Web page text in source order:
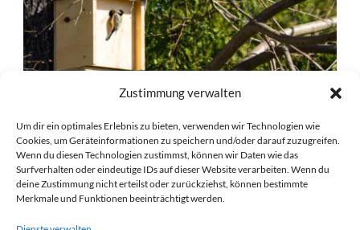
Zustimmung verwalten
Um dir ein optimales Erlebnis zu bieten, verwenden wir Technologien wie
Cookies, um Geräteinformationen zu speichern und/oder darauf zuzugreifen.
Wenn du diesen Technologien zustimmst, können wir Daten wie das
Surfverhalten oder eindeutige IDs auf dieser Website verarbeiten. Wenn du
deine Zustimmung nicht erteilst oder zurückziehst, können bestimmte
Merkmale und Funktionen beeinträchtigt werden.
ERSTE MIETER ZIEHEN EIN